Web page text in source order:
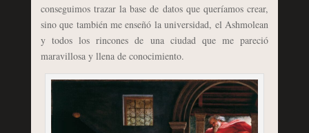
conseguimos trazar la base de datos que queríamos crear,
sino que también me enseñó la universidad, el Ashmolean
y todos los rincones de una ciudad que me pareció
maravillosa y llena de conocimiento.